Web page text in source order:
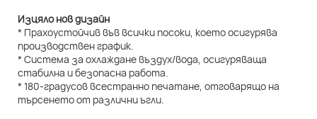
Изцяло нов дизайн
* Прахоустойчив във всички посоки, което осигурява
производствен график.
* Система за охлаждане въздух/вода, осигуряваща
стабилна и безопасна работа.
* 180-градусов всестранно печатане, отговарящо на
търсенето от различни ъгли.